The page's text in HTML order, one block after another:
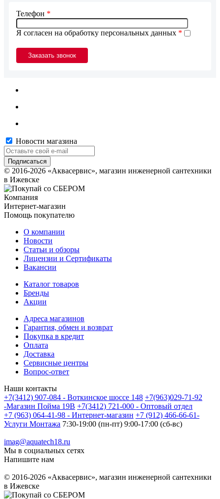
Я согласен на обработку персональных данных *
Телефон *
Новости магазина
© 2016-2026 «Аквасервис», магазин инженерной сантехники
в Ижевске
Компания
Интернет-магазин
Помощь покупателю
О компании
Новости
Статьи и обзоры
Лицензии и Сертификаты
Вакансии
Каталог товаров
Бренды
Акции
Адреса магазинов
Гарантия, обмен и возврат
Покупка в кредит
Оплата
Доставка
Сервисные центры
Вопрос-ответ
Наши контакты
+7(3412) 907-084 - Воткинское шоссе 148 +7(963)029-71-92
-Магазин Пойма 19В +7(3412) 721-000 - Оптовый отдел
+7 (963) 064-41-98 - Интернет-магазин +7 (912) 466-66-61-
Услуги Монтажа 7:30-19:00 (пн-пт) 9:00-17:00 (сб-вс)
imag@aquatech18.ru
Мы в социальных сетях
Напишите нам
© 2016-2026 «Аквасервис», магазин инженерной сантехники
в Ижевске